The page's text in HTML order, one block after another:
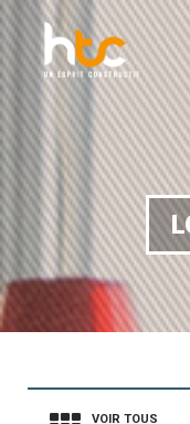
VOIR TOUS